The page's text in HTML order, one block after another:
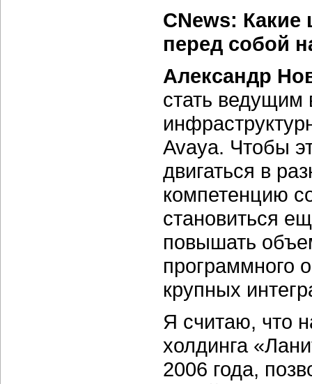
CNews: Какие
перед собой
Александр
стать
Avaya. Чтобы
двигаться в
компетенцию
становиться
повышать
программного
крупных
Я считаю, что
холдинга
2006 года,